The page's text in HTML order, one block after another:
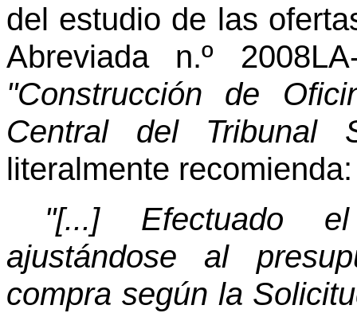
del estudio de las
Abreviada n.º
"Construcción de
Central del Tribunal
literalmente recomienda:
"[...] Efectuado el
ajustándose al
compra según la